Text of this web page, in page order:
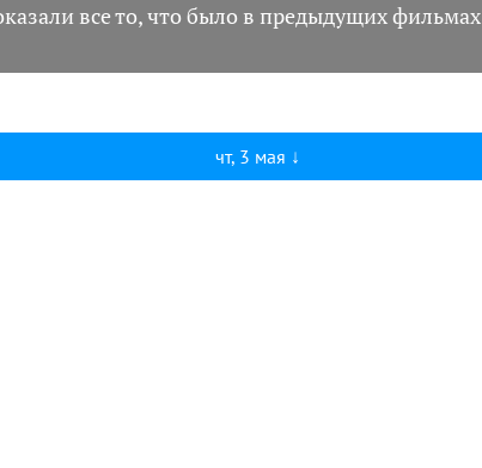
все то, что было в предыдущих фильмах
чт, 3 мая